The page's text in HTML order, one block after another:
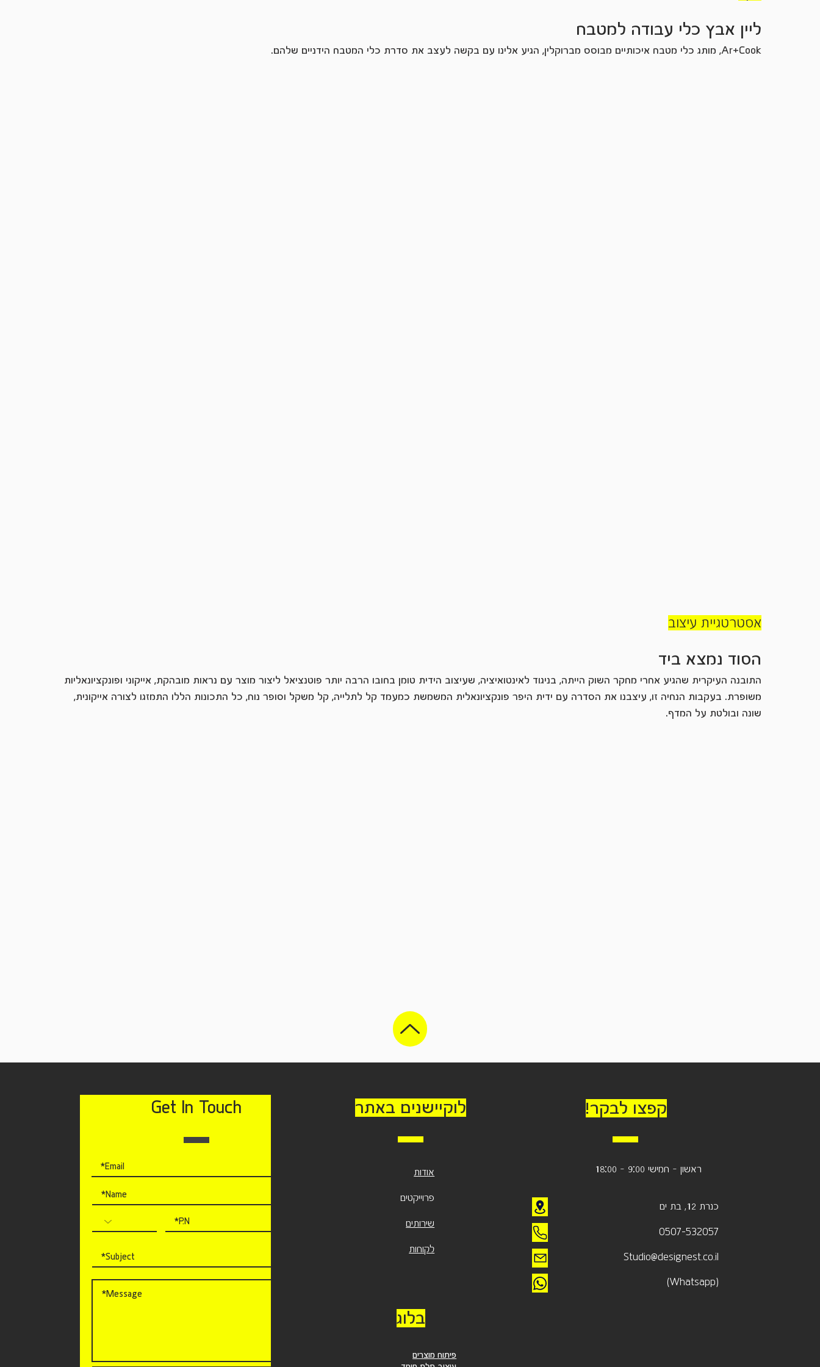
ליין אבץ כלי עבודה למטבח
Ar+Cook, מותג כלי מטבח איכותיים מבוסס מברוקלין, הגיע אלינו עם בקשה לעצב את סדרת כלי המטבח הידניים שלהם.
אסטרטגיית עיצוב
הסוד נמצא ביד
התובנה העיקרית שהגיע אחרי מחקר השוק הייתה, בניגוד לאינטואיציה, שעיצוב הידית טומן בחובו הרבה יותר פוטנציאל ליצור מוצר עם נראות מובהקת, אייקוני ופונקציונאליות
משופרת. בעקבות הנחיה זו, עיצבנו את הסדרה עם ידית היפר פונקציונאלית המשמשת כמעמד קל לתלייה, קל משקל וסופר נוח, כל התכונות הללו התמזגו לצורה אייקונית,
שונה ובולטת על המדף.
Get In Touch לוקיישנים באתר
אודות
פרוייקטים
שירותים
לקוחות
בלוג
פיתוח מוצרים
קפצו לבקר!
ראשון - חמישי 9:00 - 18:00
כנרת 12, בת ים
0507-532057
Studio@designest.co.il
(Whatsapp)